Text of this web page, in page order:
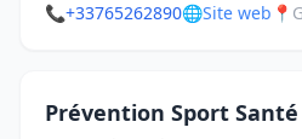
📞+33765262890🌐Site web 📍
Prévention Sport